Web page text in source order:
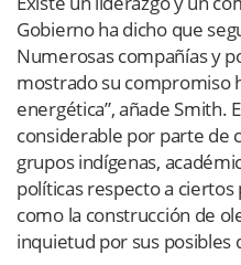
Gobierno ha dicho que
Numerosas compañías y
mostrado su compromiso
energética”, añade Smith.
considerable por parte de
grupos indígenas,
políticas respecto a
como la construcción de
inquietud por sus